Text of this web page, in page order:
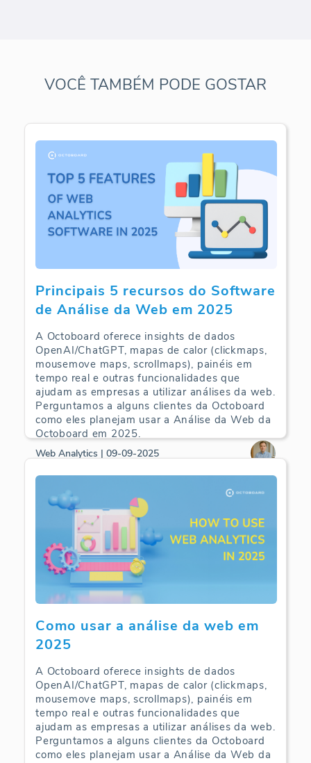
VOCÊ TAMBÉM PODE GOSTAR
Principais 5 recursos do Software
de Análise da Web em 2025
A Octoboard oferece insights de dados
OpenAI/ChatGPT, mapas de calor (clickmaps,
mousemove maps, scrollmaps), painéis em
tempo real e outras funcionalidades que
ajudam as empresas a utilizar análises da web.
Perguntamos a alguns clientes da Octoboard
como eles planejam usar a Análise da Web da
Octoboard em 2025.
Web Analytics | 09-09-2025
Como usar a análise da web em
2025
A Octoboard oferece insights de dados
OpenAI/ChatGPT, mapas de calor (clickmaps,
mousemove maps, scrollmaps), painéis em
tempo real e outras funcionalidades que
ajudam as empresas a utilizar análises da web.
Perguntamos a alguns clientes da Octoboard
como eles planejam usar a Análise da Web da